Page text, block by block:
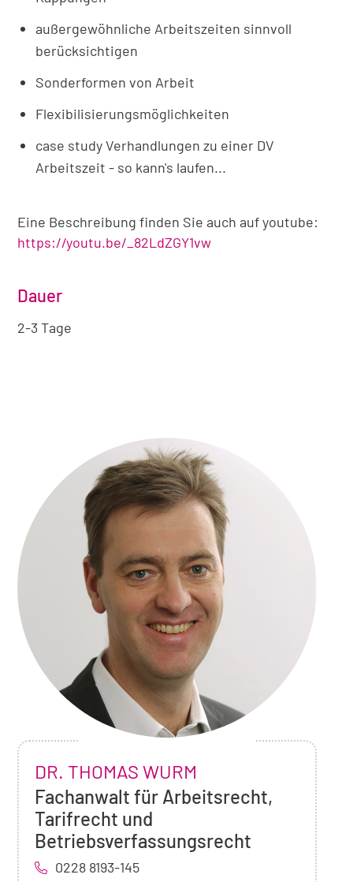
außergewöhnliche Arbeitszeiten sinnvoll
berücksichtigen
Sonderformen von Arbeit
Flexibilisierungsmöglichkeiten
case study Verhandlungen zu einer DV
Arbeitszeit - so kann's laufen...
Eine Beschreibung finden Sie auch auf youtube:
https://youtu.be/_82LdZGY1vw
Dauer
2-3 Tage
Foto
von
Dr.
Thomas
Wurm
NAME:
DR. THOMAS WURM
,
Position:
Fachanwalt für Arbeitsrecht,
Tarifrecht und
Betriebsverfassungsrecht
0228 8193-145